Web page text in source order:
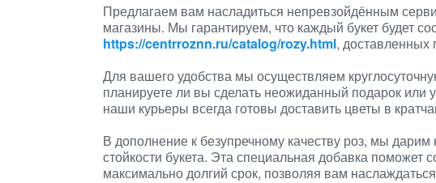
Предлагаем вам насладиться непревзойдённым
магазины. Мы гарантируем, что каждый букет будет
https://centrroznn.ru/catalog/rozy.html, доставленных
Для вашего удобства мы осуществляем
планируете ли вы сделать неожиданный подарок или
наши курьеры всегда готовы доставить цветы в
В дополнение к безупречному качеству роз, мы
стойкости букета. Эта специальная добавка поможет
максимально долгий срок, позволяя вам